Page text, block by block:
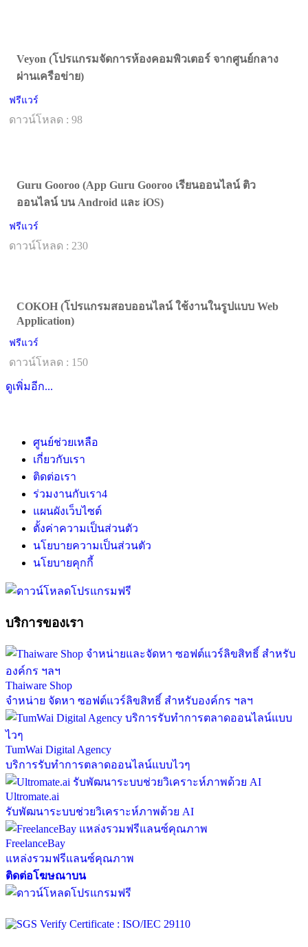
Veyon (โปรแกรมจัดการห้องคอมพิวเตอร์ จากศูนย์กลาง
ผ่านเครือข่าย)
ฟรีแวร์
ดาวน์โหลด : 98
Guru Gooroo (App Guru Gooroo เรียนออนไลน์ ติว
ออนไลน์ บน Android และ iOS)
ฟรีแวร์
ดาวน์โหลด : 230
COKOH (โปรแกรมสอบออนไลน์ ใช้งานในรูปแบบ Web
Application)
ฟรีแวร์
ดาวน์โหลด : 150
ดูเพิ่มอีก...
ศูนย์ช่วยเหลือ
เกี่ยวกับเรา
ติดต่อเรา
ร่วมงานกับเรา4
แผนผังเว็บไซต์
ตั้งค่าความเป็นส่วนตัว
นโยบายความเป็นส่วนตัว
นโยบายคุกกี้
บริการของเรา
Thaiware Shop
จำหน่าย จัดหา ซอฟต์แวร์ลิขสิทธิ์ สำหรับองค์กร ฯลฯ
TumWai Digital Agency
บริการรับทำการตลาดออนไลน์แบบไวๆ
Ultromate.ai
รับพัฒนาระบบช่วยวิเคราะห์ภาพด้วย AI
FreelanceBay
แหล่งรวมฟรีแลนซ์คุณภาพ
ติดต่อโฆษณาบน